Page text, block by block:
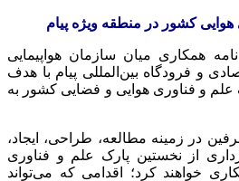
کشور در منطقه ویژه پیام
همکاری میان سازمان هواپیمایی
فرودگاه بین‌المللی پیام با هدف
و فناوری هوایی و فضایی کشور به
در زمینه مطالعه، طراحی، ایجاد،
از نخستین پارک علم و فناوری
کرد؛ اقدامی که می‌تواند